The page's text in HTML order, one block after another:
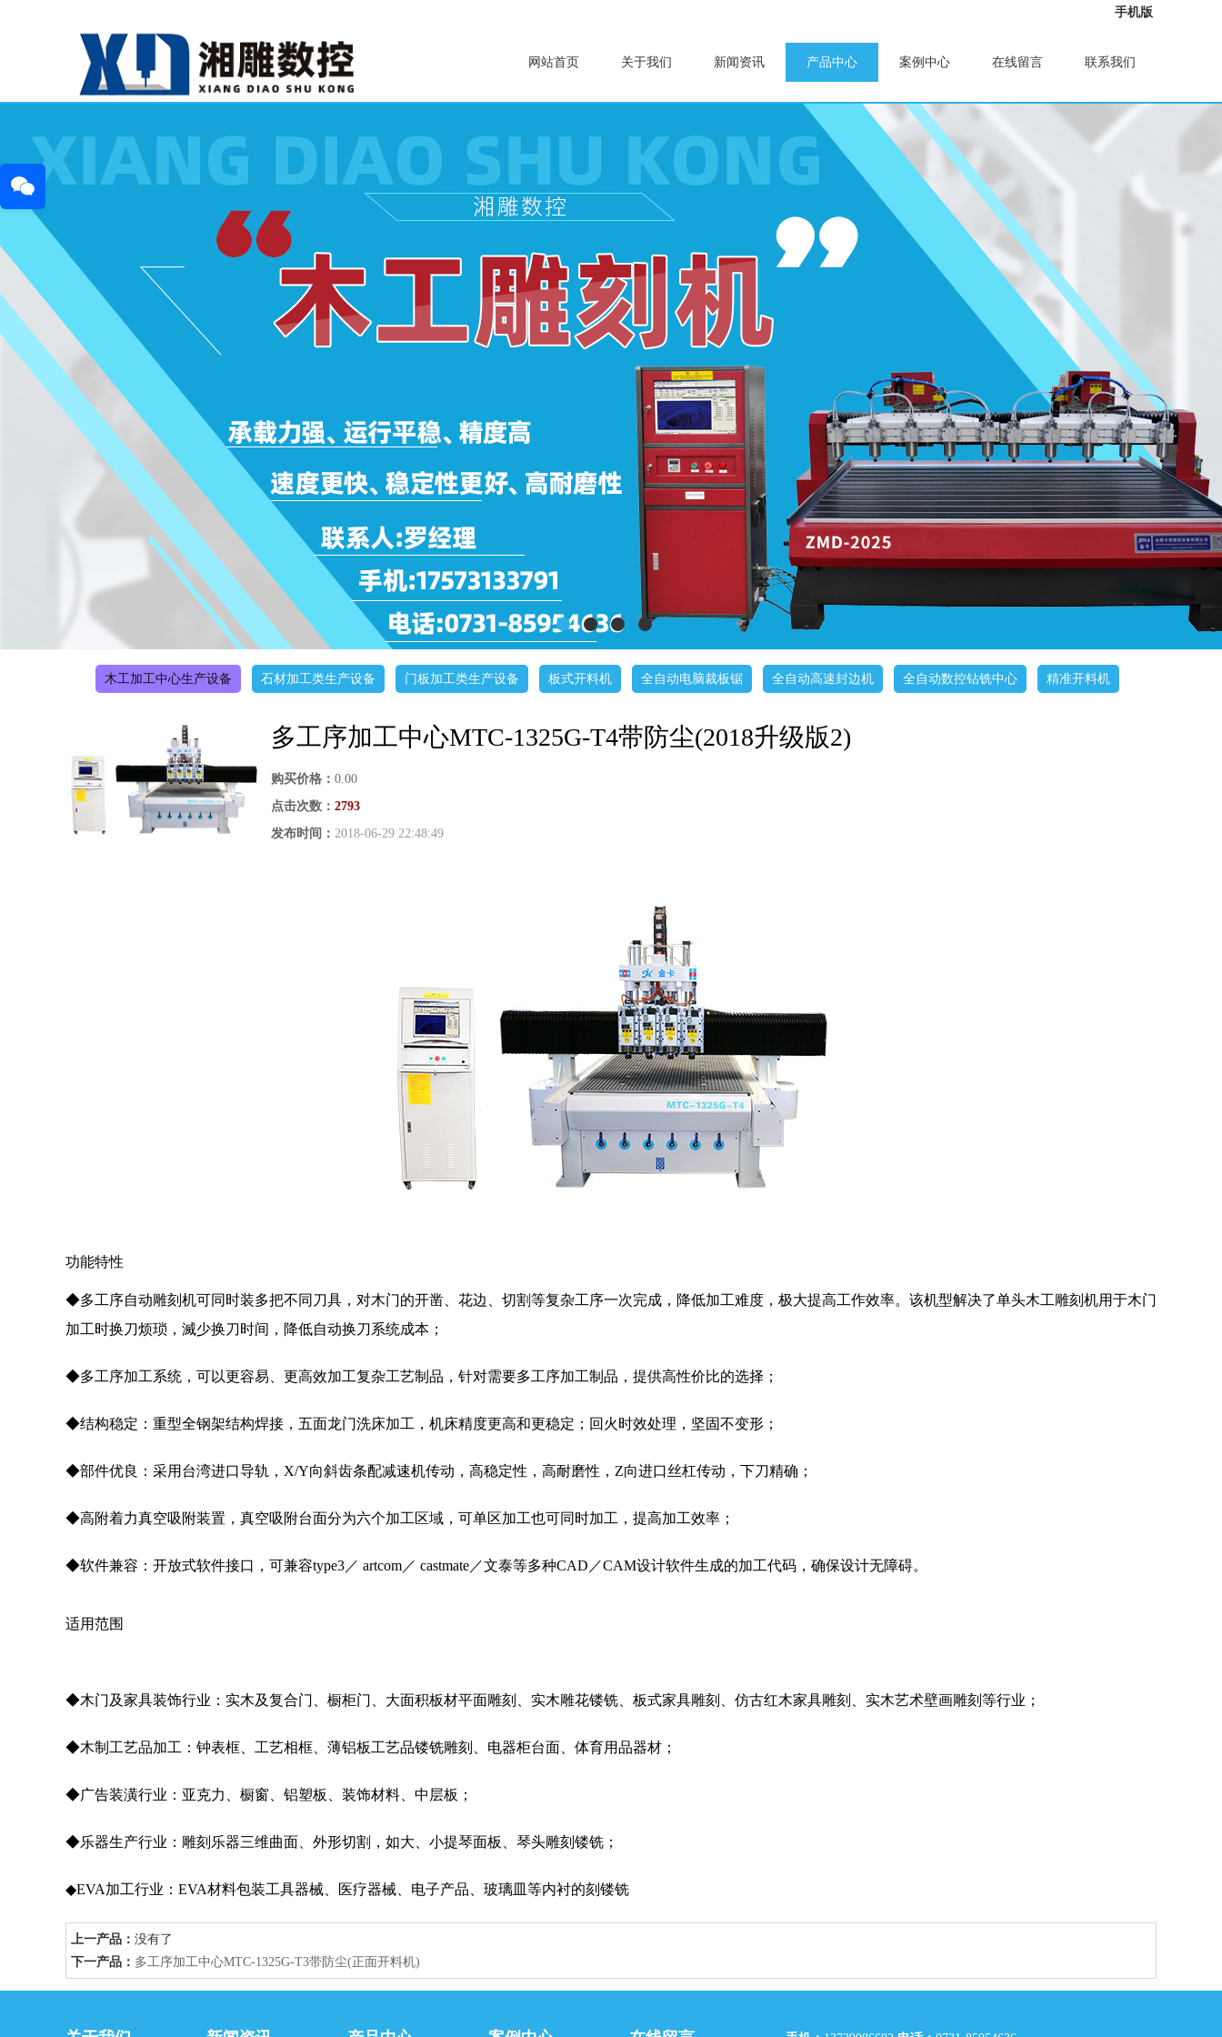
手机版
网站首页 关于我们 新闻资讯 产品中心 案例中心 在线留言 联系我们
木工加工中心生产设备 石材加工类生产设备 门板加工类生产设备 板式开料机 全自动电脑裁板锯 全自动高速封边机 全自动数控钻铣中心 精准开料机
多工序加工中心MTC-1325G-T4带防尘(2018升级版2)
购买价格： 0.00
点击次数： 2793
发布时间： 2018-06-29 22:48:49
功能特性
◆多工序自动雕刻机可同时装多把不同刀具，对木门的开凿、花边、切割等复杂工序一次完成，降低加工难度，极大提高工作效率。该机型解决了单头木工雕刻机用于木门
加工时换刀烦琐，滅少换刀时间，降低自动换刀系统成本；
◆多工序加工系统，可以更容易、更高效加工复杂工艺制品，针对需要多工序加工制品，提供高性价比的选择；
◆结构稳定：重型全钢架结构焊接，五面龙门洗床加工，机床精度更高和更稳定；回火时效处理，坚固不变形；
◆部件优良：采用台湾进口导轨，X/Y向斜齿条配减速机传动，高稳定性，高耐磨性，Z向进口丝杠传动，下刀精确；
◆高附着力真空吸附装置，真空吸附台面分为六个加工区域，可单区加工也可同时加工，提高加工效率；
◆软件兼容：开放式软件接口，可兼容type3／ artcom／ castmate／文泰等多种CAD／CAM设计软件生成的加工代码，确保设计无障碍。
适用范围
◆木门及家具装饰行业：实木及复合门、橱柜门、大面积板材平面雕刻、实木雕花镂铣、板式家具雕刻、仿古红木家具雕刻、实木艺术壁画雕刻等行业；
◆木制工艺品加工：钟表框、工艺相框、薄铝板工艺品镂铣雕刻、电器柜台面、体育用品器材；
◆广告装潢行业：亚克力、橱窗、铝塑板、装饰材料、中层板；
◆乐器生产行业：雕刻乐器三维曲面、外形切割，如大、小提琴面板、琴头雕刻镂铣；
◆EVA加工行业：EVA材料包装工具器械、医疗器械、电子产品、玻璃皿等内衬的刻镂铣
上一产品： 没有了
下一产品： 多工序加工中心MTC-1325G-T3带防尘(正面开料机)